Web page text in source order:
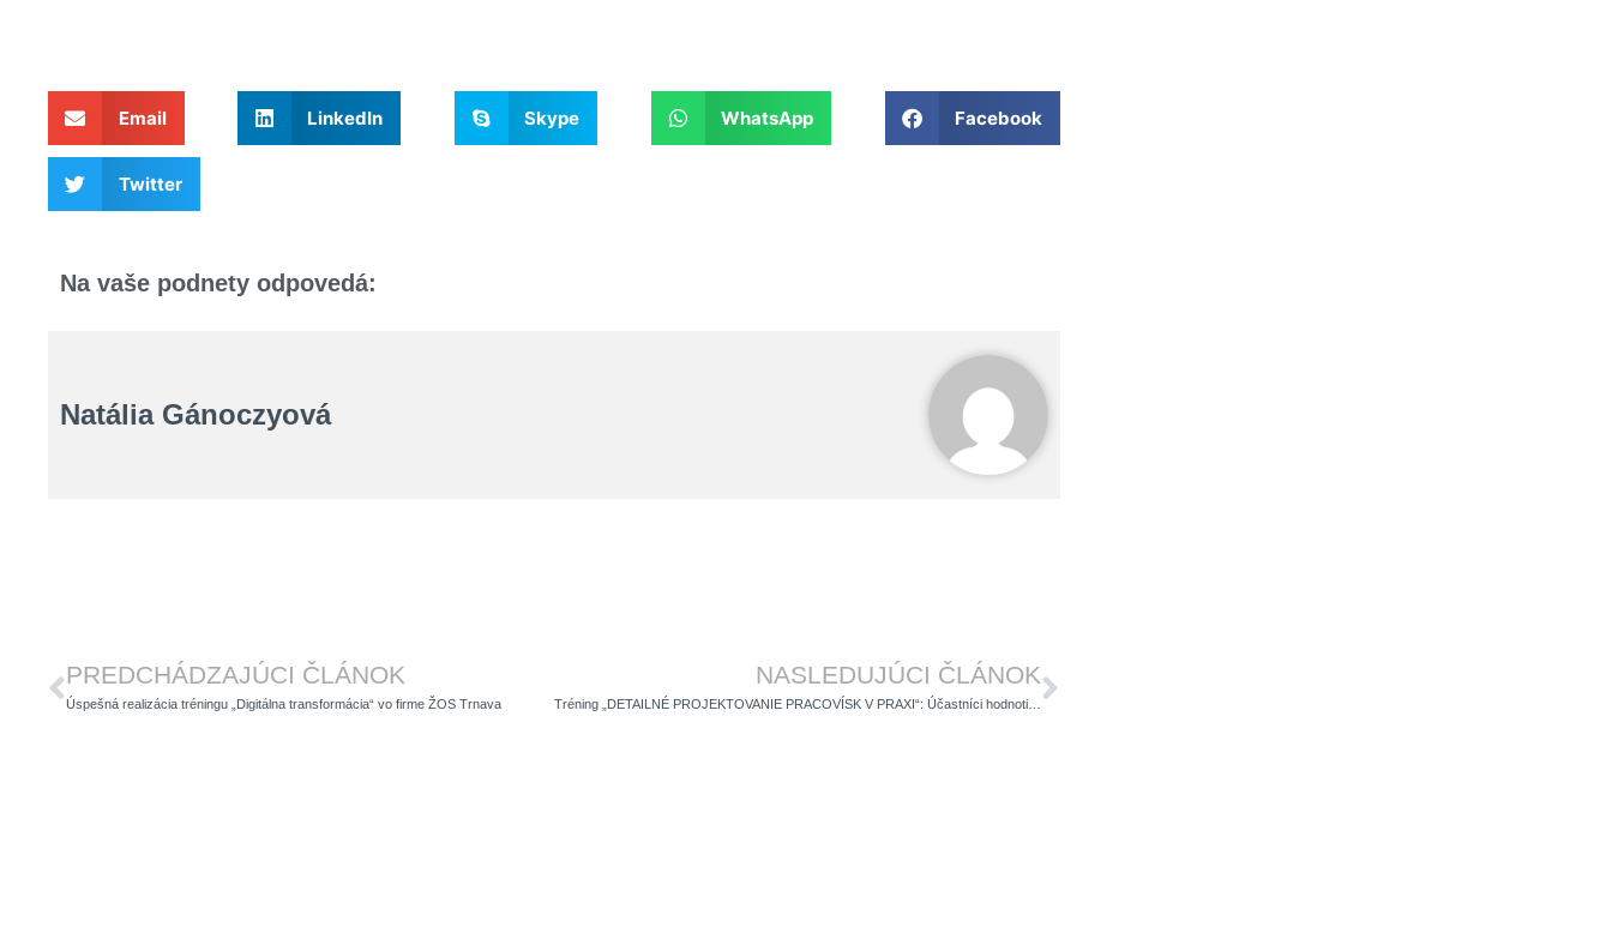
Email LinkedIn Skype WhatsApp Facebook
Twitter
Na vaše podnety odpovedá:
Natália Gánoczyová
PREDCHÁDZAJÚCI ČLÁNOK
Úspešná realizácia tréningu „Digitálna transformácia“ vo firme ŽOS Trnava
NASLEDUJÚCI ČLÁNOK
Tréning „DETAILNÉ PROJEKTOVANIE PRACOVÍSK V PRAXI“: Účastníci hodnotia pozitívne!